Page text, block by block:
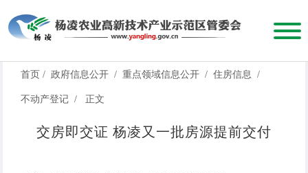
首页 / 政府信息公开 / 重点领域信息公开 / 住房信息 /
不动产登记 / 正文
交房即交证 杨凌又一批房源提前交付